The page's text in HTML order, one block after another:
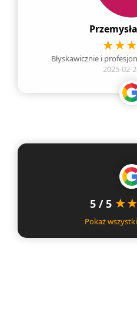
Błyskawicznie i
2025-02-
5 / 5
Pokaż